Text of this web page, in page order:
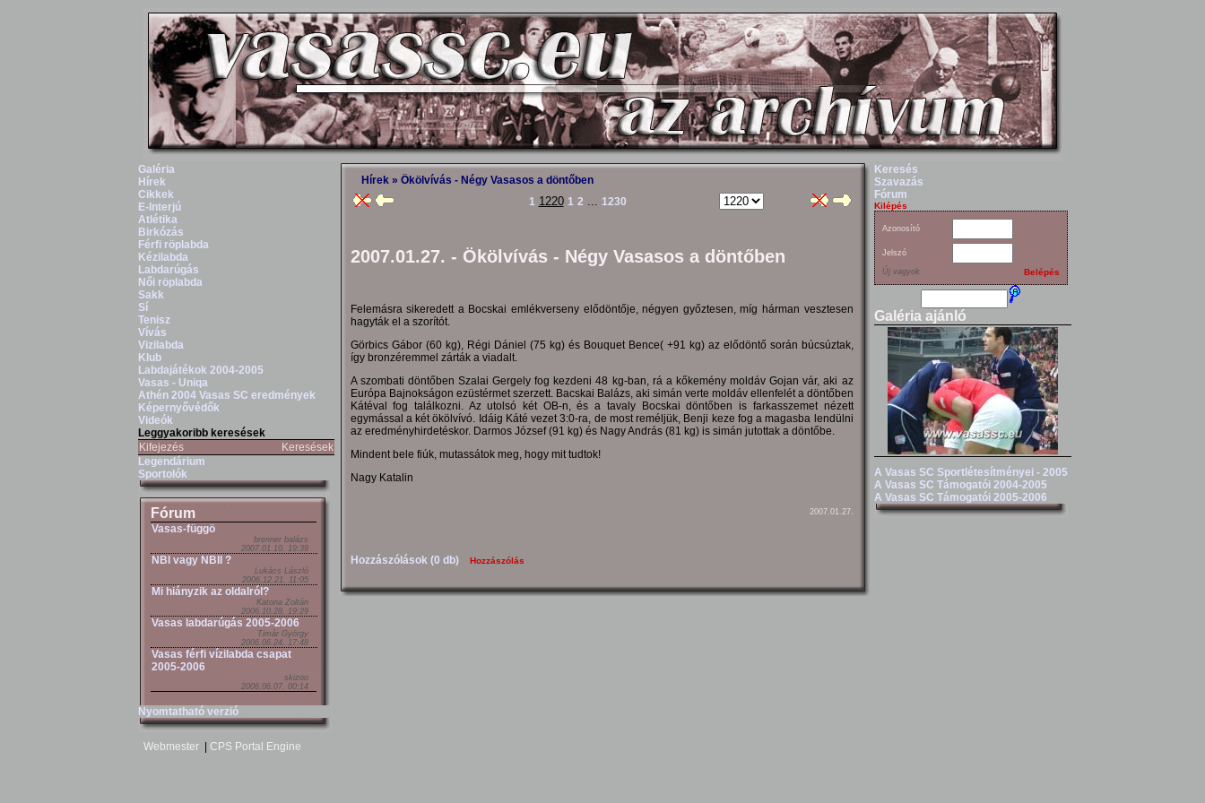
Galéria
Hírek
Cikkek
E-Interjú
Atlétika
Birkózás
Férfi röplabda
Kézilabda
Labdarúgás
Női röplabda
Sakk
Sí
Tenisz
Vívás
Vizilabda
Klub
Labdajátékok 2004-2005
Vasas - Uniqa
Athén 2004 Vasas SC eredmények
Képernyővédők
Videók
Leggyakoribb keresések
Kifejezés
Keresések
Legendárium
Sportolók
Fórum
Vasas-függö
brenner balázs
2007.01.10. 19:39
NBI vagy NBII ?
Lukács László
2006.12.21. 11:05
Mi hiányzik az oldalról?
Katona Zoltán
2006.10.28. 19:29
Vasas labdarúgás 2005-2006
Timár György
2006.06.24. 17:48
Vasas férfi vízilabda csapat
2005-2006
skizoo
2006.06.07. 00:14
Nyomtatható verzió
Hírek» Ökölvívás - Négy Vasasos a döntőben
1 1220 1 2 ... 1230
2007.01.27. - Ökölvívás - Négy Vasasos a döntőben
Felemásra sikeredett a Bocskai emlékverseny elődöntője, négyen győztesen, míg hárman vesztesen
hagyták el a szorítót.
Görbics Gábor (60 kg), Régi Dániel (75 kg) és Bouquet Bence( +91 kg) az elődöntő során búcsúztak,
így bronzéremmel zárták a viadalt.
A szombati döntőben Szalai Gergely fog kezdeni 48 kg-ban, rá a kőkemény moldáv Gojan vár, aki az
Európa Bajnokságon ezüstérmet szerzett. Bacskai Balázs, aki simán verte moldáv ellenfelét a döntőben
Kátéval fog találkozni. Az utolsó két OB-n, és a tavaly Bocskai döntőben is farkasszemet nézett
egymással a két ökölvívó. Idáig Káté vezet 3:0-ra, de most reméljük, Benji keze fog a magasba lendülni
az eredményhirdetéskor. Darmos József (91 kg) és Nagy András (81 kg) is simán jutottak a döntőbe.
Mindent bele fiúk, mutassátok meg, hogy mit tudtok!
Nagy Katalin
2007.01.27.
Hozzászólások (0 db) Hozzászólás
Keresés
Szavazás
Fórum
Kilépés
Azonosító
Jelszó
Új vagyok Belépés
Galéria ajánló
A Vasas SC Sportlétesítményei - 2005
A Vasas SC Támogatói 2004-2005
A Vasas SC Támogatói 2005-2006
Webmester CPS Portal Engine